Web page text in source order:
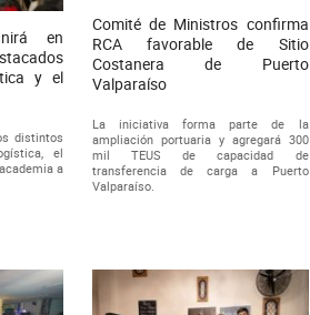
en
y el
distintos
el
a
Comité de Ministros confirma
RCA favorable de Sitio
Costanera de Puerto
Valparaíso
La iniciativa forma parte de la
ampliación portuaria y agregará 300
mil TEUS de capacidad de
transferencia de carga a Puerto
Valparaíso.